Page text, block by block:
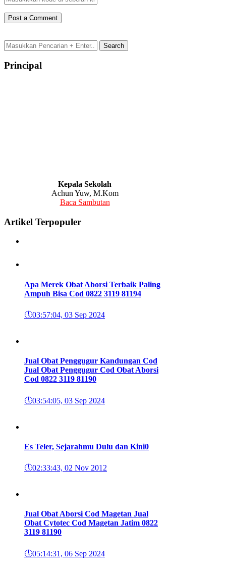
Principal
Kepala Sekolah
Achun Yuw, M.Kom
Baca Sambutan
Artikel Terpopuler
Apa Merek Obat Aborsi Terbaik Paling
Ampuh Bisa Cod 0822 3119 81194
🕔03:57:04, 03 Sep 2024
Jual Obat Penggugur Kandungan Cod
Jual Obat Penggugur Cod Obat Aborsi
Cod 0822 3119 81190
🕔03:54:05, 03 Sep 2024
Es Teler, Sejarahmu Dulu dan Kini0
🕔02:33:43, 02 Nov 2012
Jual Obat Aborsi Cod Magetan Jual
Obat Cytotec Cod Magetan Jatim 0822
3119 81190
🕔05:14:31, 06 Sep 2024